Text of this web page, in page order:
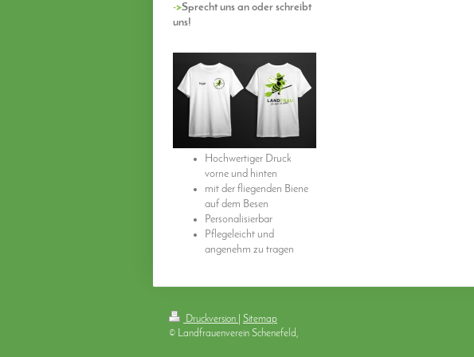
->Sprecht uns an oder schreibt
uns!
Hochwertiger Druck
vorne und hinten
mit der fliegenden Biene
auf dem Besen
Personalisierbar
Pflegeleicht und
angenehm zu tragen
Druckversion
Sitemap
© Landfrauenverein Schenefeld,